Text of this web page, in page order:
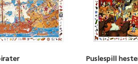
Puslespill